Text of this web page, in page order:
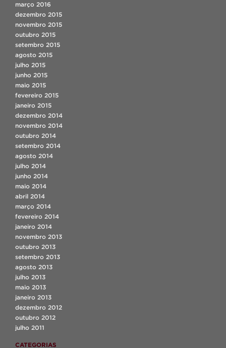
março 2016
dezembro 2015
novembro 2015
outubro 2015
setembro 2015
agosto 2015
julho 2015
junho 2015
maio 2015
fevereiro 2015
janeiro 2015
dezembro 2014
novembro 2014
outubro 2014
setembro 2014
agosto 2014
julho 2014
junho 2014
maio 2014
abril 2014
março 2014
fevereiro 2014
janeiro 2014
novembro 2013
outubro 2013
setembro 2013
agosto 2013
julho 2013
maio 2013
janeiro 2013
dezembro 2012
outubro 2012
julho 2011
CATEGORIAS